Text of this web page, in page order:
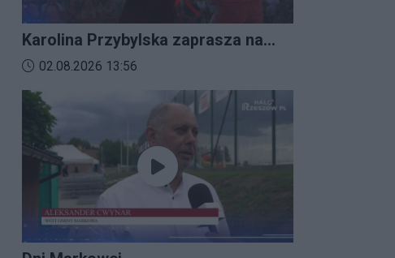
Karolina Przybylska zaprasza na
Imprezalia 2026
Data dodania materiału wideo:
02.08.2026 13:56